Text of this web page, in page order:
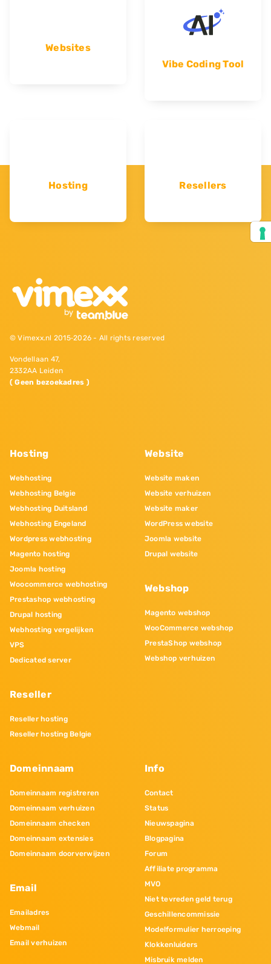
Websites
Vibe Coding Tool
Hosting Resellers
© Vimexx.nl 2015‐2026 - All rights reserved
Vondellaan 47,
2332AA Leiden
( Geen bezoekadres )
Hosting
Webhosting
Webhosting Belgie
Webhosting Duitsland
Webhosting Engeland
Wordpress webhosting
Magento hosting
Joomla hosting
Woocommerce webhosting
Prestashop webhosting
Drupal hosting
Webhosting vergelijken
VPS
Dedicated server
Reseller
Reseller hosting
Reseller hosting Belgie
Website
Website maken
Website verhuizen
Website maker
WordPress website
Joomla website
Drupal website
Webshop
Magento webshop
WooCommerce webshop
PrestaShop webshop
Webshop verhuizen
Domeinnaam
Domeinnaam registreren
Domeinnaam verhuizen
Domeinnaam checken
Domeinnaam extensies
Domeinnaam doorverwijzen
Email
Emailadres
Webmail
Email verhuizen
Info
Contact
Status
Nieuwspagina
Blogpagina
Forum
Affiliate programma
MVO
Niet tevreden geld terug
Geschillencommissie
Modelformulier herroeping
Klokkenluiders
Misbruik melden